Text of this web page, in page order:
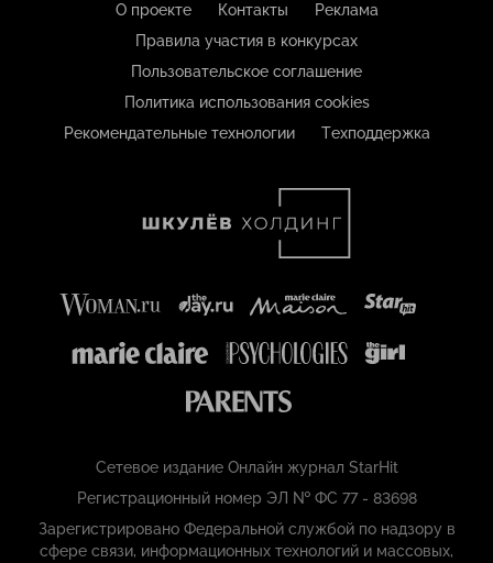
О проекте Контакты
Реклама
Правила участия в конкурсах
Пользовательское соглашение
Политика использования cookies
Рекомендательные технологии
Техподдержка
Сетевое издание Онлайн журнал StarHit
Регистрационный номер ЭЛ № ФС 77 - 83698
Зарегистрировано Федеральной службой по надзору в
сфере связи, информационных технологий и массовых,